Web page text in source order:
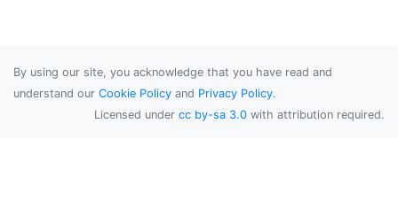
By using our site, you acknowledge that you have read and
understand our Cookie Policy and Privacy Policy.
Licensed under cc by-sa 3.0 with attribution required.